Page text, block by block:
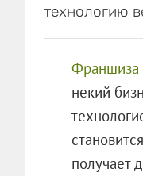
технологию
Франшиза
некий
получает